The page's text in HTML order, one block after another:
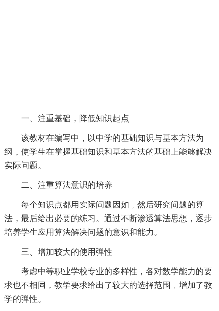
一、注重基础，降低知识起点
该教材在编写中，以中学的基础知识与基本方法为
纲，使学生在掌握基础知识和基本方法的基础上能够解决
实际问题。
二、注重算法意识的培养
每个知识点都用实际问题因如，然后研究问题的算
法，最后给出必要的练习。通过不断渗透算法思想，逐步
培养学生应用算法解决问题的意识和能力。
三、增加较大的使用弹性
考虑中等职业学校专业的多样性，各对数学能力的要
求也不相同，教学要求给出了较大的选择范围，增加了教
学的弹性。